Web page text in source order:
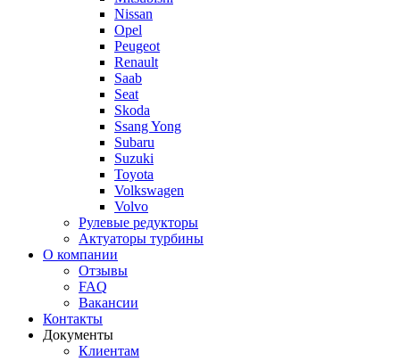
Nissan
Opel
Peugeot
Renault
Saab
Seat
Skoda
Ssang Yong
Subaru
Suzuki
Toyota
Volkswagen
Volvo
Рулевые редукторы
Актуаторы турбины
О компании
Отзывы
FAQ
Вакансии
Контакты
Документы
Клиентам